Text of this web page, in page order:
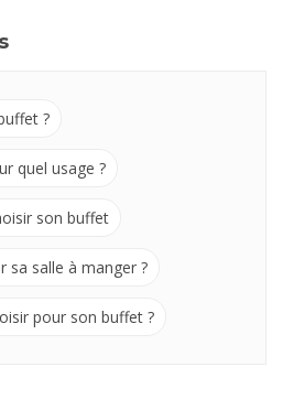
?
quel usage ?
son buffet
sa salle à manger ?
pour son buffet ?